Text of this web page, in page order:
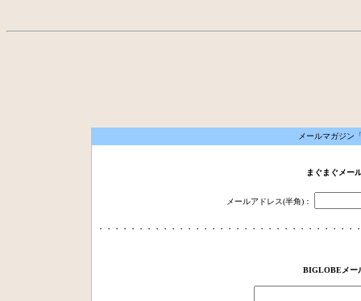
メールマガジン
まぐまぐメー
メールアドレス(半角)：
・・・・・・・・・・・・・・・・・・・・・・・・・・・・・・・
BIGLOBEメー